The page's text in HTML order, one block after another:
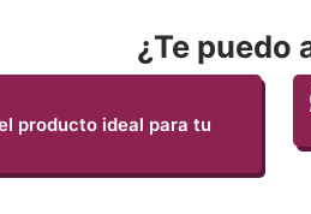
¿Te puedo
producto ideal para tu